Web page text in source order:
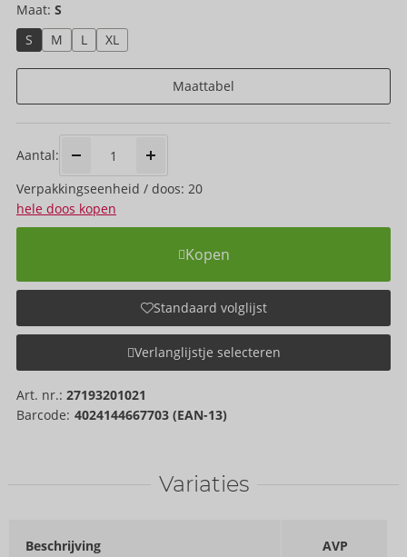
Maat: S
S
M L XL
Maattabel
Aantal:
Verpakkings­eenheid / doos: 20
hele doos kopen
Kopen
Standaard volglijst
Verlanglijstje selecteren
Art. nr.: 27193201021
Barcode: 4024144667703 (EAN-13)
Variaties
Beschrijving AVP